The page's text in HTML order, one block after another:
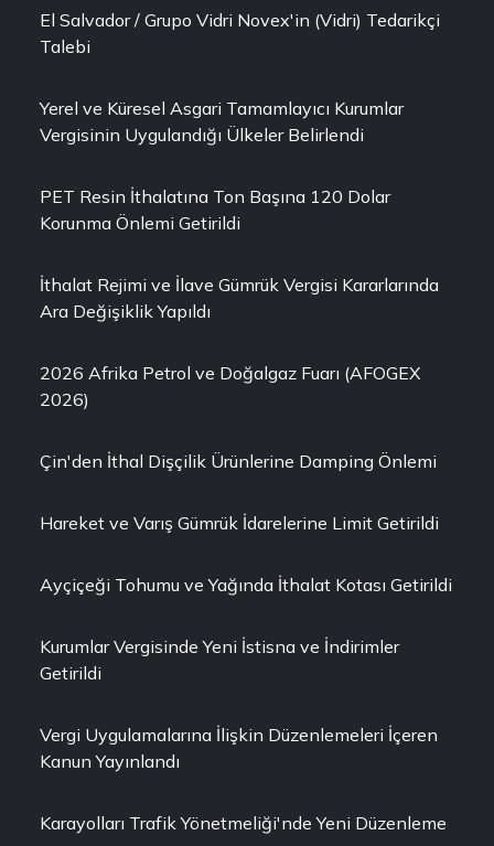
El Salvador / Grupo Vidri Novex'in (Vidri) Tedarikçi
Talebi
Yerel ve Küresel Asgari Tamamlayıcı Kurumlar
Vergisinin Uygulandığı Ülkeler Belirlendi
PET Resin İthalatına Ton Başına 120 Dolar
Korunma Önlemi Getirildi
İthalat Rejimi ve İlave Gümrük Vergisi Kararlarında
Ara Değişiklik Yapıldı
2026 Afrika Petrol ve Doğalgaz Fuarı (AFOGEX
2026)
Çin'den İthal Dişçilik Ürünlerine Damping Önlemi
Hareket ve Varış Gümrük İdarelerine Limit Getirildi
Ayçiçeği Tohumu ve Yağında İthalat Kotası Getirildi
Kurumlar Vergisinde Yeni İstisna ve İndirimler
Getirildi
Vergi Uygulamalarına İlişkin Düzenlemeleri İçeren
Kanun Yayınlandı
Karayolları Trafik Yönetmeliği'nde Yeni Düzenleme